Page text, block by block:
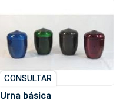
Urna básica
CONSULTAR